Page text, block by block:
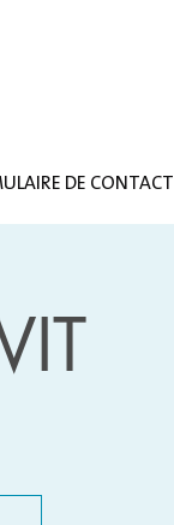
DE CONTACT